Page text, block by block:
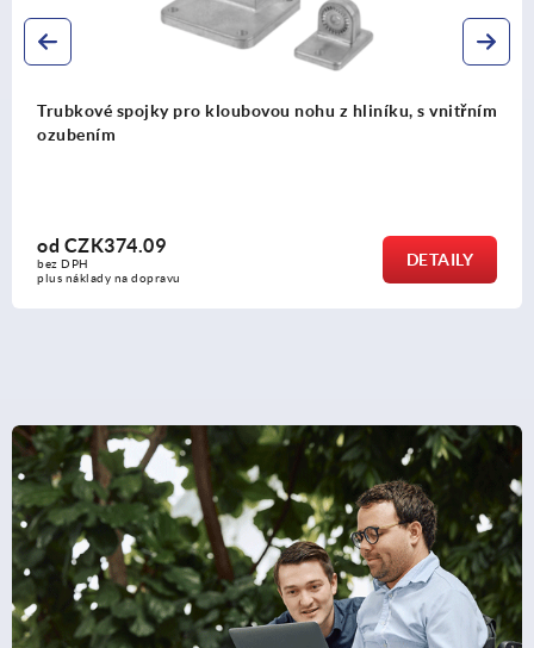
s vnitřním Trubkové kloubové spojky z hliníku, s
plus náklady na dopravu